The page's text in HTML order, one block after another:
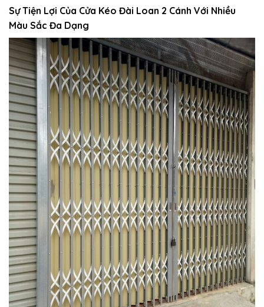
Sự Tiện Lợi Của Cửa Kéo Đài Loan 2 Cánh Với Nhiều
Màu Sắc Đa Dạng